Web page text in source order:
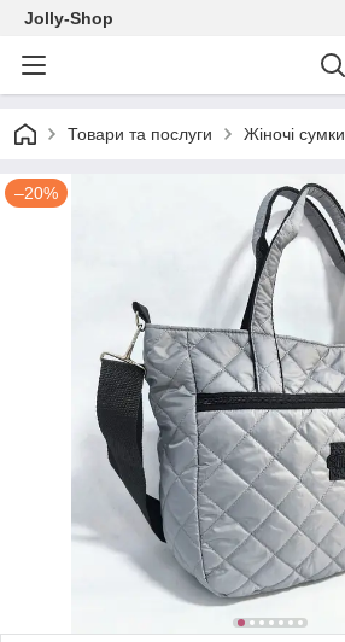
Jolly-Shop
Товари та послуги Жіночі сумки
–20%